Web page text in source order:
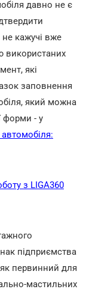
давно не є
кажучі вже
використаних
які
заповнення
який можна
форми - у
з LIGA360
підприємства
первинний для
мастильних